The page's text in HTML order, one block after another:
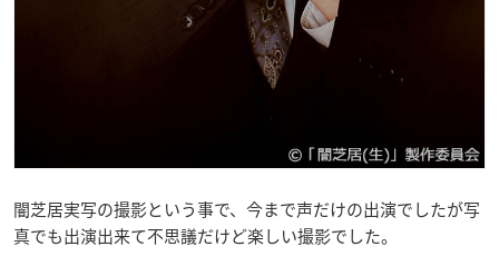
闇芝居実写の撮影という事で、今まで声だけの出演でしたが写
真でも出演出来て不思議だけど楽しい撮影でした。